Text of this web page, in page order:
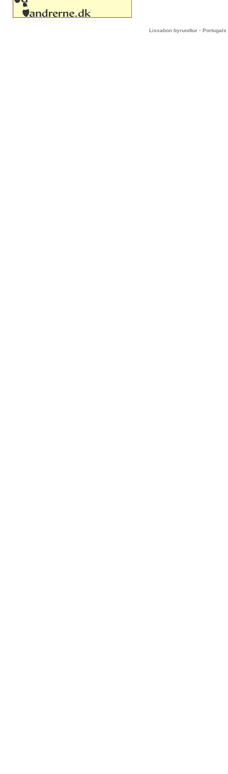
Lissabon byrundtur - Portugals